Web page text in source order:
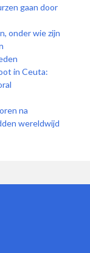
gaan door
onder wie zijn
in Ceuta:
na
wereldwijd